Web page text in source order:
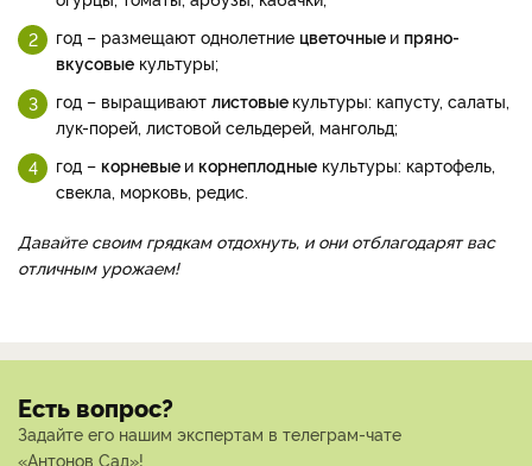
год – размещают однолетние цветочные и пряно-
вкусовые культуры;
год – выращивают листовые культуры: капусту, салаты,
лук-порей, листовой сельдерей, мангольд;
год – корневые и корнеплодные культуры: картофель,
свекла, морковь, редис.
Давайте своим грядкам отдохнуть, и они отблагодарят вас
отличным урожаем!
Есть вопрос?
Задайте его нашим экспертам в телеграм-чате
«Антонов Сад»!